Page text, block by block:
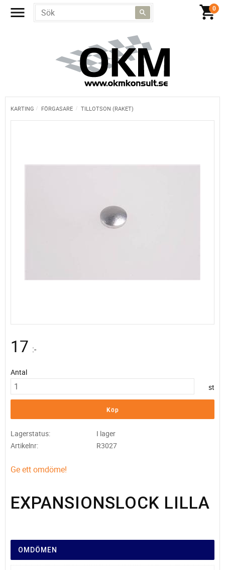
KARTING FÖRGASARE TILLOTSON (RAKET)
17 :-
Antal
st
Köp
Lagerstatus
I lager
Artikelnr
R3027
Ge ett omdöme!
EXPANSIONSLOCK LILLA
OMDÖMEN